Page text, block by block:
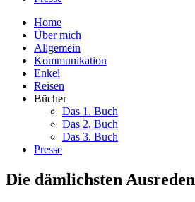
Home
Über mich
Allgemein
Kommunikation
Enkel
Reisen
Bücher
Das 1. Buch
Das 2. Buch
Das 3. Buch
Presse
Die dämlichsten Ausreden